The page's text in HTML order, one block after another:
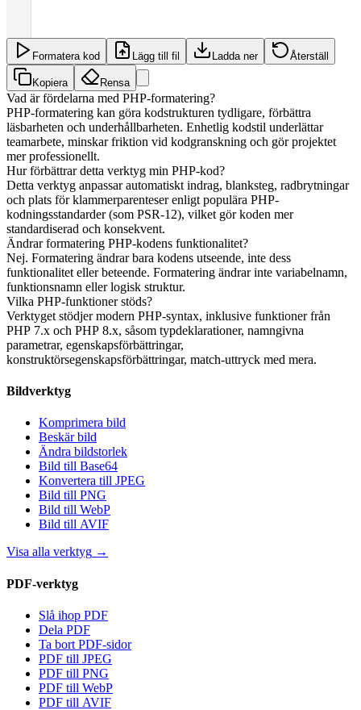
Formatera kod Lägg till fil Ladda ner Återställ
Kopiera Rensa
Vad är fördelarna med PHP-formatering?
PHP-formatering kan göra kodstrukturen tydligare, förbättra
läsbarheten och underhållbarheten. Enhetlig kodstil underlättar
teamarbete, minskar friktion vid kodgranskning och gör projektet
mer professionellt.
Hur förbättrar detta verktyg min PHP-kod?
Detta verktyg anpassar automatiskt indrag, blanksteg, radbrytningar
och plats för klammerparenteser enligt populära PHP-
kodningsstandarder (som PSR-12), vilket gör koden mer
standardiserad och konsekvent.
Ändrar formatering PHP-kodens funktionalitet?
Nej. Formatering ändrar bara kodens utseende, inte dess
funktionalitet eller beteende. Formatering ändrar inte variabelnamn,
funktionsnamn eller logisk struktur.
Vilka PHP-funktioner stöds?
Verktyget stödjer modern PHP-syntax, inklusive funktioner från
PHP 7.x och PHP 8.x, såsom typdeklarationer, namngivna
parametrar, egenskapsförbättringar,
konstruktörsegenskapsförbättringar, match-uttryck med mera.
Bildverktyg
Komprimera bild
Beskär bild
Ändra bildstorlek
Bild till Base64
Konvertera till JPEG
Bild till PNG
Bild till WebP
Bild till AVIF
Visa alla verktyg →
PDF-verktyg
Slå ihop PDF
Dela PDF
Ta bort PDF-sidor
PDF till JPEG
PDF till PNG
PDF till WebP
PDF till AVIF